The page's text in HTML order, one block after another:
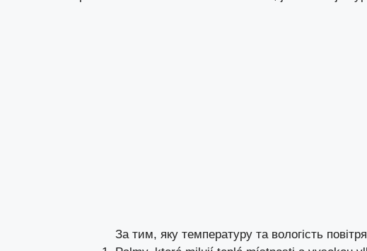
За тим, яку температуру та вологість